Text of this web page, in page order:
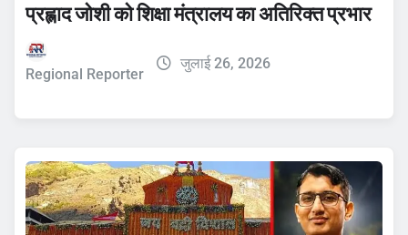
प्रह्लाद जोशी को शिक्षा मंत्रालय का अतिरिक्त प्रभार
Regional Reporter
जुलाई 26, 2026